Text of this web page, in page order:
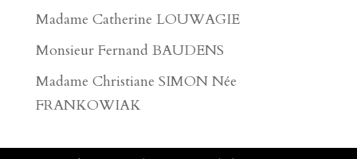
Madame Catherine LOUWAGIE
Monsieur Fernand BAUDENS
Madame Christiane SIMON Née
FRANKOWIAK